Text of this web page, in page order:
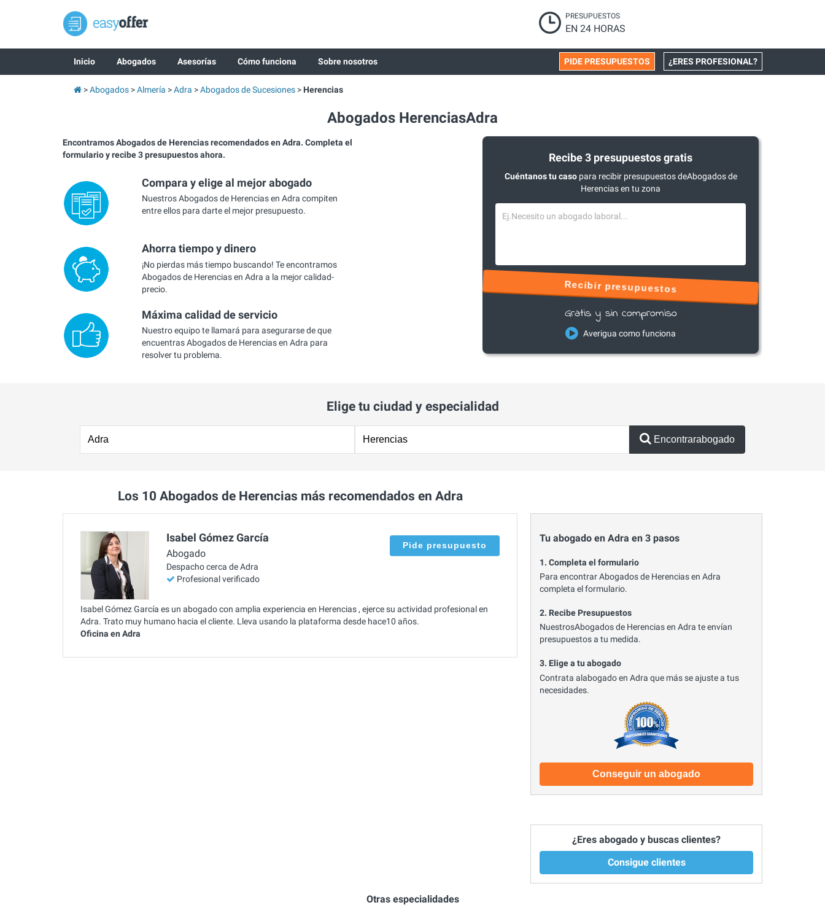
PRESUPUESTOS
EN 24 HORAS
Inicio Abogados Asesorías Cómo funciona Sobre nosotros ¿ERES PROFESIONAL?
PIDE PRESUPUESTOS
Abogados Almería Adra Abogados de Sucesiones Herencias
Abogados HerenciasAdra
Encontramos Abogados de Herencias recomendados en Adra. Completa el
formulario y recibe 3 presupuestos ahora.
Compara y elige al mejor abogado
Nuestros Abogados de Herencias en Adra compiten
entre ellos para darte el mejor presupuesto.
Ahorra tiempo y dinero
¡No pierdas más tiempo buscando! Te encontramos
Abogados de Herencias en Adra a la mejor calidad-
precio.
Máxima calidad de servicio
Nuestro equipo te llamará para asegurarse de que
encuentras Abogados de Herencias en Adra para
resolver tu problema.
Recibe 3 presupuestos gratis
Cuéntanos tu casopara recibir presupuestos deAbogados de
Herencias en tu zona
Recibir presupuestos
Gratis y sin compromiso
Averigua como funciona
Elige tu ciudad y especialidad
Encontrarabogado
Los 10 Abogados de Herencias más recomendados en Adra
Isabel Gómez García
Abogado
Despacho cerca de Adra
Profesional verificado
Pide presupuesto
Isabel Gómez García es un abogado con amplia experiencia en Herencias , ejerce su actividad profesional en
Adra. Trato muy humano hacia el cliente. Lleva usando la plataforma desde hace10 años.
Oficina en Adra
Tu abogado en Adra en 3 pasos
1. Completa el formulario
Para encontrar Abogados de Herencias en Adra
completa el formulario.
2. Recibe Presupuestos
NuestrosAbogados de Herencias en Adra te envían
presupuestos a tu medida.
3. Elige a tu abogado
Contrata alabogado en Adra que más se ajuste a tus
necesidades.
Conseguir un abogado
¿Eres abogado y buscas clientes?
Consigue clientes
Otras especialidades